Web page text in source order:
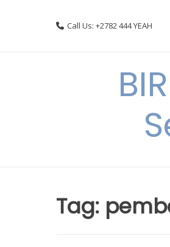
Call Us: +2782 444 YEAH
Tag: